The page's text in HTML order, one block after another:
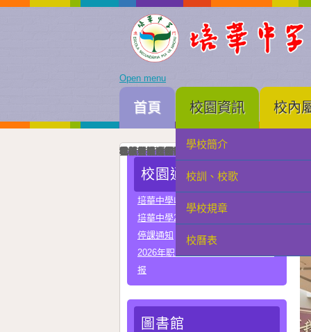
Open menu
首頁 校園資訊
學校簡介
校訓、校歌
學校規章
校曆表
校內
我校與河南省實驗中學正式締結姐妹校
培華中學建校三十周年暨智慧教學及科技教育
智慧教學及科技教育成果展一眾主禮嘉賓為成
中國優秀運動員王麗與我校簽署合作協議共育體
李秋林校長與孫詠雅副校長率領學生代表出席
2025年度中學畢業典禮高三畢業生與嘉賓合照
我校與澳門理工大學正式署合作協議
我校與澳門電訊正式簽署人工智能合作協議
我校與珠海市金灣區四季學校締結姐妹學校
我校男子D組在第四十九屆學界籃球比賽中榮獲
學科常識問答比賽圓滿落幕嘉賓、行政、老師
在第三十四屆校際戲劇比賽中我校小學組榮獲
在第三十四屆校際戲劇比賽中我校中學組A隊
在第三十四屆校際戲劇比賽中我校中學組B隊榮
我校與常州市第一中學締結姐妹學校
我校在第四十四屆校際舞蹈比賽榮獲小學組優良
我校在第四十四屆校際舞蹈比賽榮獲中學組甲級
校園通告
培華中學收費項目一覽表
培華中學2024-2025學年報名費
停課通知
2026年职业教育国家教学成果奖申
报
圖書館